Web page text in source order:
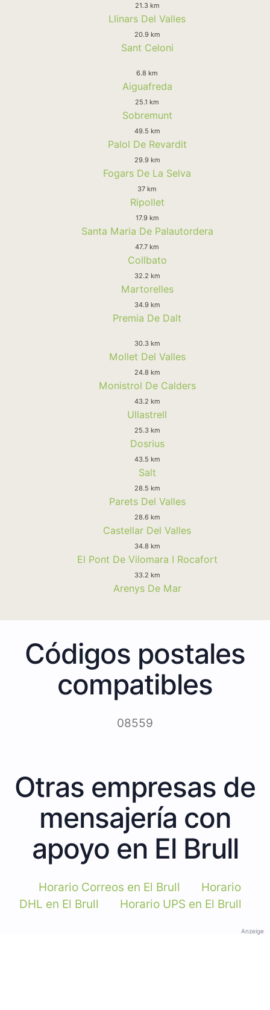
21.3 km
Llinars Del Valles
20.9 km
Sant Celoni
6.8 km
Aiguafreda
25.1 km
Sobremunt
49.5 km
Palol De Revardit
29.9 km
Fogars De La Selva
37 km
Ripollet
17.9 km
Santa Maria De Palautordera
47.7 km
Collbato
32.2 km
Martorelles
34.9 km
Premia De Dalt
30.3 km
Mollet Del Valles
24.8 km
Monistrol De Calders
43.2 km
Ullastrell
25.3 km
Dosrius
43.5 km
Salt
28.5 km
Parets Del Valles
28.6 km
Castellar Del Valles
34.8 km
El Pont De Vilomara I Rocafort
33.2 km
Arenys De Mar
Códigos postales
compatibles
08559
Otras empresas de
mensajería con
apoyo en El Brull
Horario Correos en El Brull
Horario
DHL en El Brull
Horario UPS en El Brull
Anzeige